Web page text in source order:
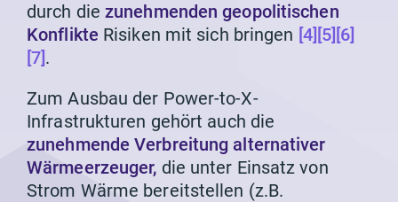
durch die zunehmenden geopolitischen
Konflikte Risiken mit sich bringen [4] [5] [6]
[7].
Zum Ausbau der Power-to-X-
Infrastrukturen gehört auch die
zunehmende Verbreitung alternativer
Wärmeerzeuger, die unter Einsatz von
Strom Wärme bereitstellen (z.B.